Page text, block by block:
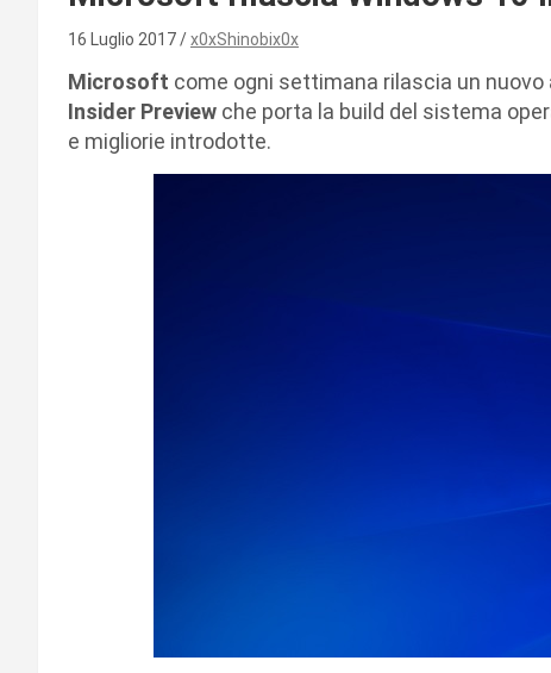
16 Luglio 2017 x0xShinobix0x
Microsoft come ogni settimana rilascia un
Insider Preview che porta la build del sistema
e migliorie introdotte.